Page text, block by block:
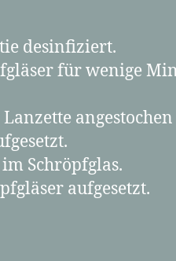
desinfiziert.
für wenige
Schröpfglas.
aufgesetzt.